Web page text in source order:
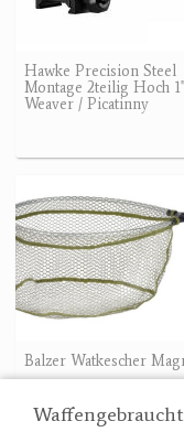
Hawke Precision Steel
Montage 2teilig Hoch 1"
Weaver / Picatinny
Balzer Watkescher